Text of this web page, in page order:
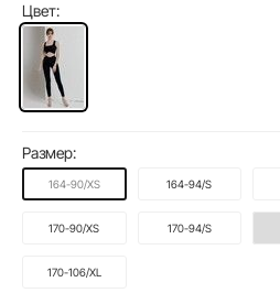
Цвет:
Размер:
164-90/XS 164-94/S
170-90/XS 170-94/S
170-106/XL